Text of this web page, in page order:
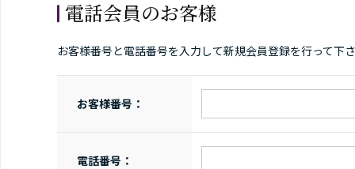
電話会員のお客様
お客様番号と電話番号を入力して新規会員登録を行って下
お客様番号：
電話番号：